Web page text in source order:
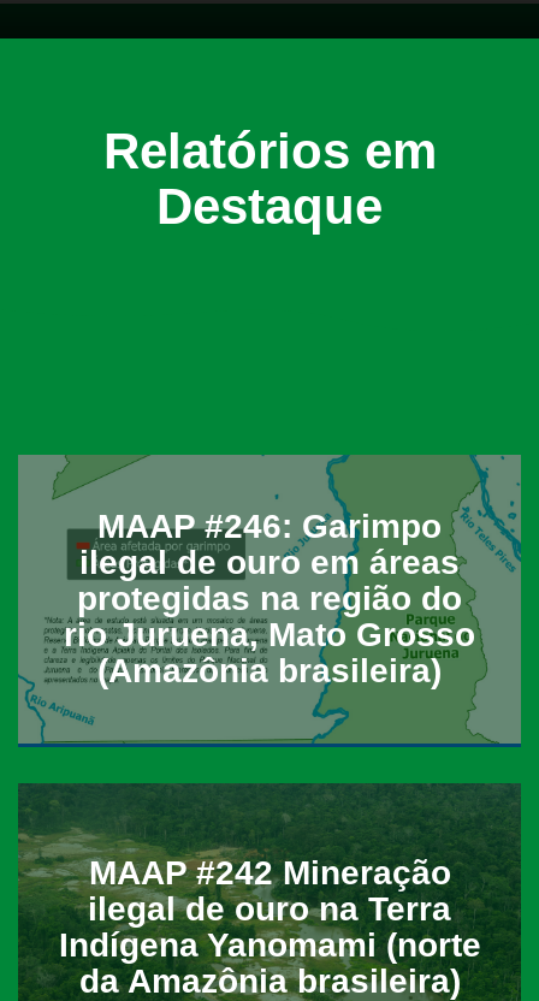
Relatórios em
Destaque
MAAP #246: Garimpo
ilegal de ouro em áreas
protegidas na região do
rio Juruena, Mato Grosso
(Amazônia brasileira)
MAAP #242 Mineração
ilegal de ouro na Terra
Indígena Yanomami (norte
da Amazônia brasileira)